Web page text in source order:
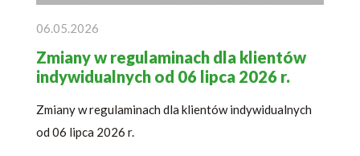
06.05.2026
Zmiany w regulaminach dla klientów
indywidualnych od 06 lipca 2026 r.
Zmiany w regulaminach dla klientów indywidualnych
od 06 lipca 2026 r.